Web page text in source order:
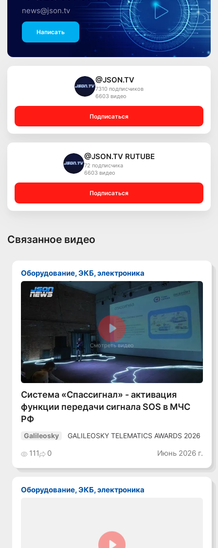
news@json.tv
Написать
@JSON.TV
7310 подписчиков
6603 видео
Подписаться
@JSON.TV RUTUBE
72 подписчика
6603 видео
Подписаться
Связанное видео
Оборудование, ЭКБ, электроника
Смотреть видео
Система «Спассигнал» - активация
функции передачи сигнала SOS в МЧС
РФ
Galileosky GALILEOSKY TELEMATICS AWARDS 2026
111 0 Июнь 2026 г.
Оборудование, ЭКБ, электроника